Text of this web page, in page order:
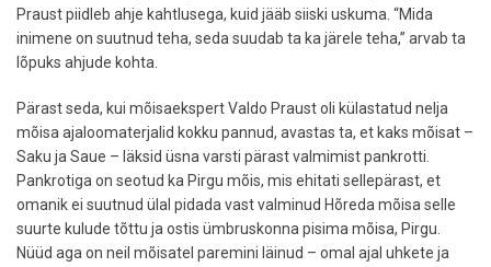
Praust piidleb ahje kahtlusega, kuid jääb siiski uskuma. “Mida
inimene on suutnud teha, seda suudab ta ka järele teha,” arvab ta
lõpuks ahjude kohta.
Pärast seda, kui mõisaekspert Valdo Praust oli külastatud nelja
mõisa ajaloomaterjalid kokku pannud, avastas ta, et kaks mõisat –
Saku ja Saue – läksid üsna varsti pärast valmimist pankrotti.
Pankrotiga on seotud ka Pirgu mõis, mis ehitati sellepärast, et
omanik ei suutnud ülal pidada vast valminud Hõreda mõisa selle
suurte kulude tõttu ja ostis ümbruskonna pisima mõisa, Pirgu.
Nüüd aga on neil mõisatel paremini läinud – omal ajal uhkete ja